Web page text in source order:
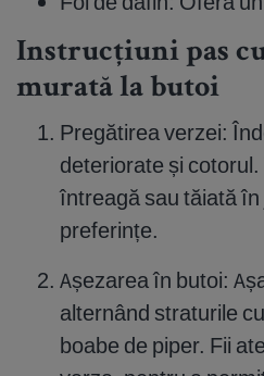
Instrucțiuni pas
murată la butoi
Pregătirea verzei:
deteriorate și
întreagă sau tăiată
preferințe.
Așezarea în butoi:
alternând straturile
boabe de piper. Fii